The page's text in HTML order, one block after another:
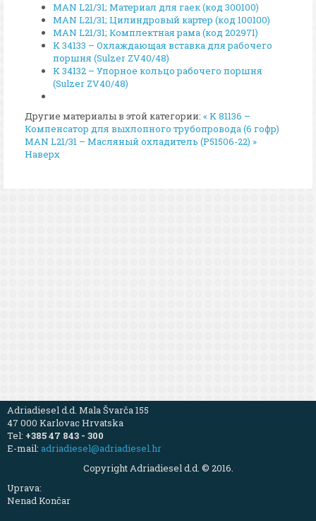
MAN L21/31; Материал для гаек (код 300100)
MAN L21/31; Цилиндровый картер (код 100100)
MAN L21/31; Комплектная рама (код 202971)
K 34133 – Охлаждающая вставка для рабочего
поршня (Sulzer ZV40/48)
K 34132 – Упорное кольцо рабочего поршня
(Sulzer ZV40/48)
Другие материалы в этой категории: « K 81136 –
Компенсатор для выхлопного трубопровода (6 гофр)
MAN L21/31 – Масляный охладитель (P51506-22) »
Наверх
Adriadiesel d.d. Mala Švarča 155
47 000 Karlovac Hrvatska
Tel: +385 47 843 - 300
E-mail: adriadiesel@adriadiesel.hr
Copyright Adriadiesel d.d. © 2016.
Uprava:
Nenad Končar